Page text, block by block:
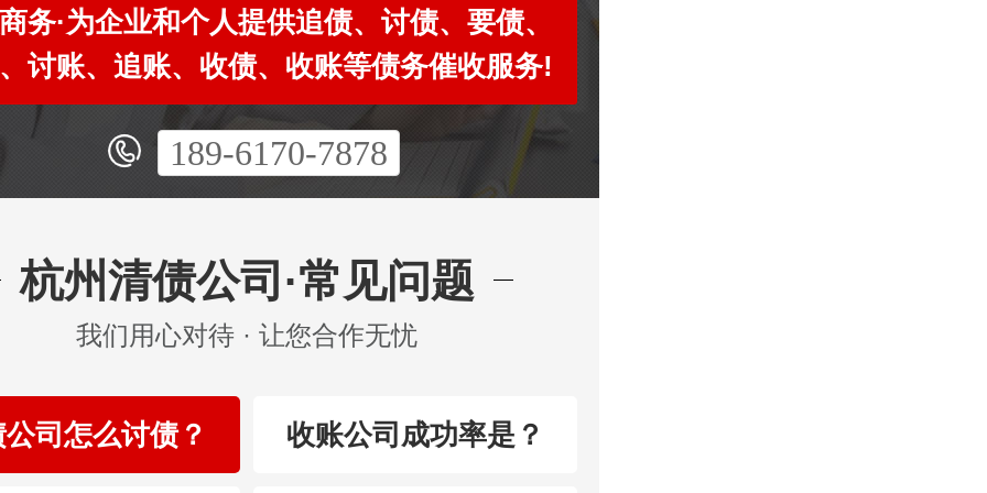
务·为企业和个人提供追债、讨债、要债、
讨账、追账、收债、收账等债务催收服务!
189-6170-7878
杭州清债公司·常见问题
我们用心对待 · 让您合作无忧
司怎么讨债？ 收账公司成功率是？